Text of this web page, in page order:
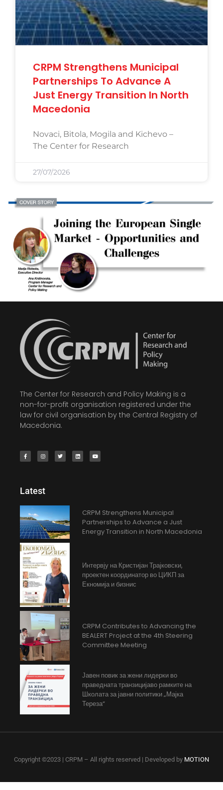
CRPM Strengthens Municipal
Partnerships To Advance A
Just Energy Transition In North
Macedonia
Novaci, Bitola, Mogila and Kichevo –
The Center for Research
27/07/2026
The Center for Research and Policy Making is a
non-for-profit organisation registered under the
law for civil organisation by the Central Registry of
Macedonia.
Latest
CRPM Strengthens Municipal
Partnerships to Advance a Just
Energy Transition in North Macedonia
Интервју на Кристијан Трајковски,
проектен координатор во ЦИКП за
Екномија и бизнис
CRPM Contributes to Advancing the
BEALERT Project at the 4th Steering
Committee Meeting
Јавен повик за жени лидерки во
праведната транзицијаво рамките на
Школата за јавни политики „Мајка
Тереза“
Copyright ©2023 | CRPM – All rights reserved | Developed by MOTION